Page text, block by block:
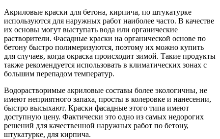
Акриловые краски для бетона, кирпича, по штукатурке
используются для наружных работ наиболее часто. В качестве
их основы могут выступать вода или органические
растворители. Фасадные краски на органической основе по
бетону быстро полимеризуются, поэтому их можно купить
для случаев, когда окраска происходит зимой. Такие продукты
также рекомендуется использовать в климатических зонах с
большим перепадом температур.
Водорастворимые акриловые составы более экологичны, не
имеют неприятного запаха, просты в колеровке и нанесении,
быстро высыхают. Краски фасадные этого типа имеют
доступную цену. Фактически это одно из самых недорогих
решений для качественной наружных работ по бетону,
штукатурке, для кирпича.